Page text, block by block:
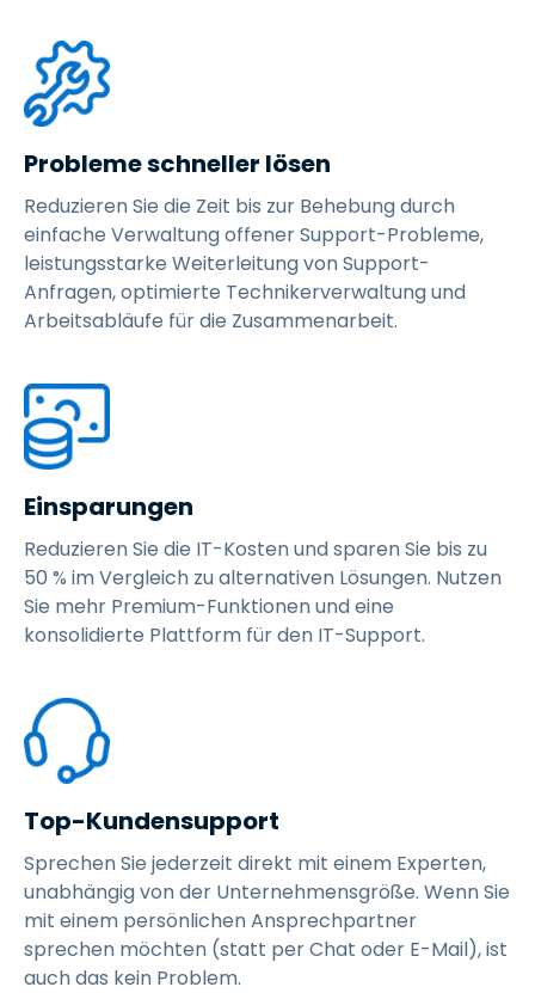
Probleme schneller lösen
Reduzieren Sie die Zeit bis zur Behebung durch
einfache Verwaltung offener Support-Probleme,
leistungsstarke Weiterleitung von Support-
Anfragen, optimierte Technikerverwaltung und
Arbeitsabläufe für die Zusammenarbeit.
Einsparungen
Reduzieren Sie die IT-Kosten und sparen Sie bis zu
50 % im Vergleich zu alternativen Lösungen. Nutzen
Sie mehr Premium-Funktionen und eine
konsolidierte Plattform für den IT-Support.
Top-Kundensupport
Sprechen Sie jederzeit direkt mit einem Experten,
unabhängig von der Unternehmensgröße. Wenn Sie
mit einem persönlichen Ansprechpartner
sprechen möchten (statt per Chat oder E-Mail), ist
auch das kein Problem.